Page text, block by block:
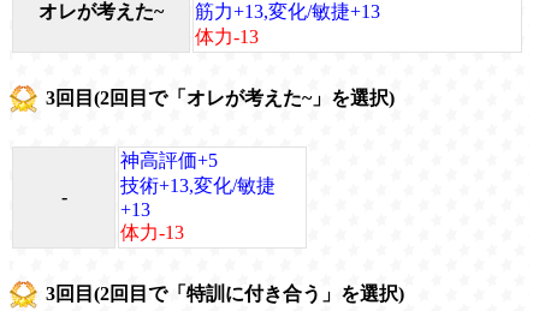
オレが考えた~
筋力+13,変化/敏捷+13
体力-13
3回目(2回目で「オレが考えた~」を選択)
-
神高評価+5
技術+13,変化/敏捷
+13
体力-13
3回目(2回目で「特訓に付き合う」を選択)